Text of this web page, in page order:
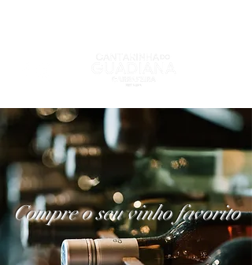
Compre o seu vinho favorito